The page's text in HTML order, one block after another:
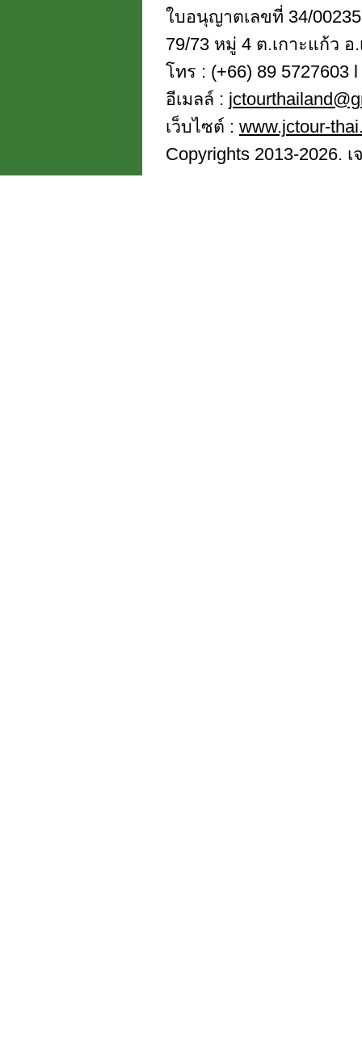
ใบอนุญาตเลขที่ 34/
79/73 หมู่ 4 ต.เกาะแก้ว อ
โทร : (+66) 89 5727603
อีเมลล์ :
เว็บไซต์ : www.jctour-
Copyrights 2013-2026.